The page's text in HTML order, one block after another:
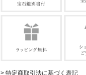
> 特定商取引法に基づく表記